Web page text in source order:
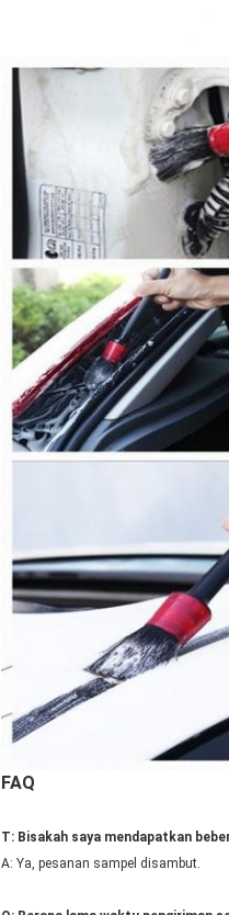
FAQ
T: Bisakah saya mendapatkan
A: Ya, pesanan sampel disambut.